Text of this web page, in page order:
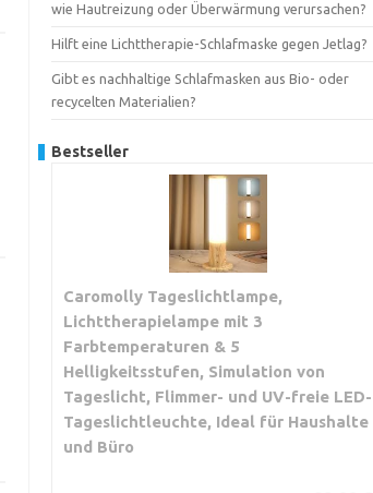
wie Hautreizung oder Überwärmung verursachen?
Hilft eine Lichttherapie-Schlafmaske gegen Jetlag?
Gibt es nachhaltige Schlafmasken aus Bio- oder
recycelten Materialien?
Bestseller
Caromolly Tageslichtlampe,
Lichttherapielampe mit 3
Farbtemperaturen & 5
Helligkeitsstufen, Simulation von
Tageslicht, Flimmer- und UV-freie LED-
Tageslichtleuchte, Ideal für Haushalte
und Büro